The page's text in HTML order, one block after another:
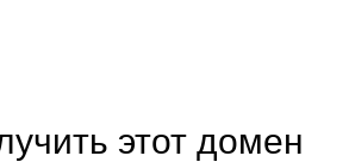
этот домен